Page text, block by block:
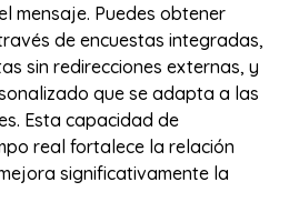
mensaje. Puedes obtener
de encuestas integradas,
sin redirecciones externas, y
que se adapta a las
Esta capacidad de
real fortalece la relación
significativamente la